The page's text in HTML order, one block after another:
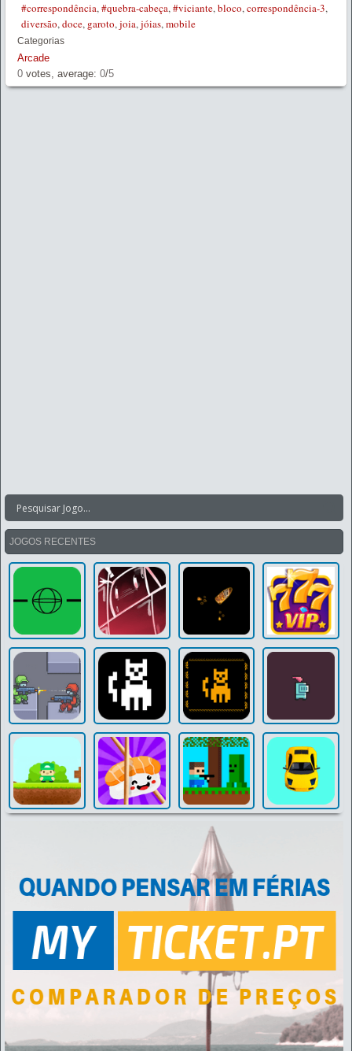
#correspondência,#quebra-cabeça,#viciante,bloco,correspondência-3,
diversão,doce, garoto,joia,jóias,mobile
Categorias
Arcade
0 votes, average: 0/5
JOGOS RECENTES